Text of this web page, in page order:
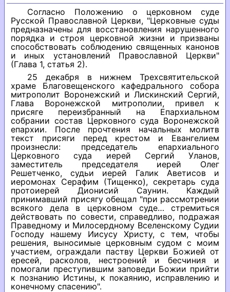
Согласно Положению о церковном суде
Русской Православной Церкви, "Церковные суды
предназначены для восстановления нарушенного
порядка и строя церковной жизни и призваны
способствовать соблюдению священных канонов
и иных установлений Православной Церкви"
(Глава 1, статья 2).
25 декабря в нижнем Трехсвятительской
храме Благовещенского кафедрального собора
митрополит Воронежский и Лискинский Сергий,
Глава Воронежской митрополии, привел к
присяге переизбранный на Епархиальном
собрании состав Церковного суда Воронежской
епархии. После прочтения начальных молитв
текст присяги перед крестом и Евангелием
произнесли: председатель епархиального
Церковного суда иерей Сергий Уланов,
заместитель председателя иерей Олег
Решетченко, судьи иерей Галик Аветисов и
иеромонах Серафим (Тищенко), секретарь суда
протоиерей Дионисий Саунин. Каждый
принимавший присягу обещал "при рассмотрении
всякого дела в церковном суде… стремиться
действовать по совести, справедливо, подражая
Праведному и Милосердному Вселенскому Судии
Господу нашему Иисусу Христу, с тем, чтобы
решения, выносимые церковным судом с моим
участием, ограждали паству Церкви Божией от
ересей, расколов, нестроений и бесчиния и
помогали преступившим заповеди Божии прийти
к познанию Истины, к покаянию, исправлению и
конечному спасению".